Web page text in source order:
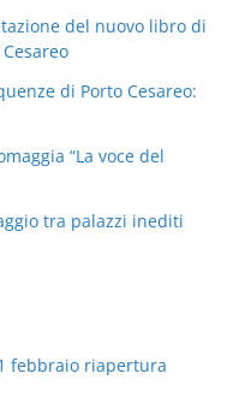
del nuovo libro di
di Porto Cesareo:
“La voce del
tra palazzi inediti
febbraio riapertura